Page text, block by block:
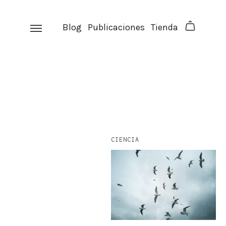
Blog Publicaciones Tienda
CIENCIA